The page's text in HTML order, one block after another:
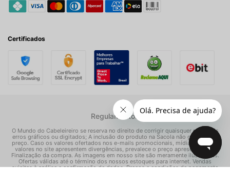
Certificados
Regulamentos
O Mundo do Cabeleireiro se reserva no direito de corrigir quaisquer possíveis
erros gráficos ou digitados; A inclusão do produto na Sacola não garante seu
preço. Caso os valores ofertados nos e-mails promocionais, mídias sociais e
valores no site apresentem divergências, prevalece o preço apresentado na
Finalização da compra. As imagens em nosso site são meramente ilustrativas.
Ofertas válidas até o término dos nossos estoques para internet. Vendas
sujeitas à análise e confirmação de dados. Preços e condições de pagamento